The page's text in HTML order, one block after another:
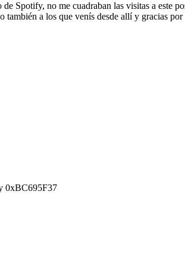
de Spotify, no me cuadraban las visitas a este
también a los que venís desde allí y gracias
0xBC695F37